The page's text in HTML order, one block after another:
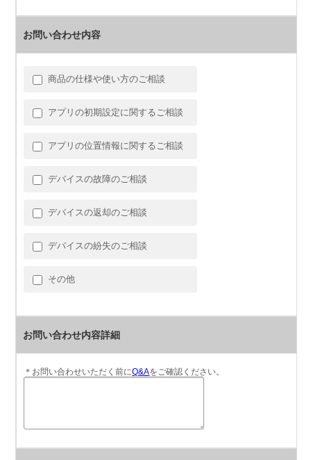
お問い合わせ内容
商品の仕様や使い方のご相談
アプリの初期設定に関するご相談
アプリの位置情報に関するご相談
デバイスの故障のご相談
デバイスの返却のご相談
デバイスの紛失のご相談
その他
お問い合わせ内容詳細
＊お問い合わせいただく前にQ&Aをご確認ください。